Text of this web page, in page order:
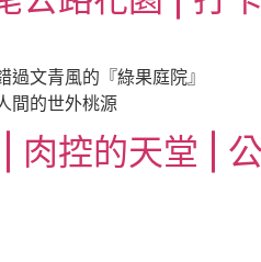
文青風的『綠果庭院』
間的世外桃源
肉控的天堂 |